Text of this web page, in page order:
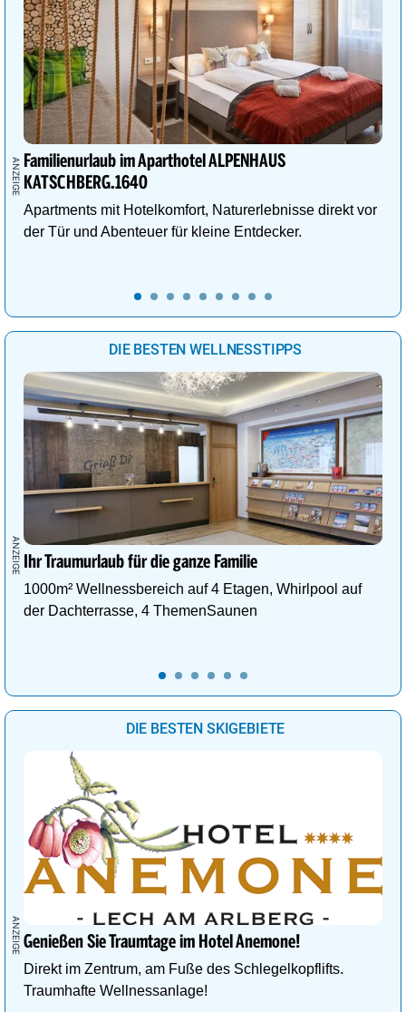
Familienurlaub im Aparthotel ALPENHAUS
KATSCHBERG.1640
Apartments mit Hotelkomfort, Naturerlebnisse direkt vor
der Tür und Abenteuer für kleine Entdecker.
DIE BESTEN WELLNESSTIPPS
Ihr Traumurlaub für die ganze Familie
1000m² Wellnessbereich auf 4 Etagen, Whirlpool auf
der Dachterrasse, 4 ThemenSaunen
DIE BESTEN SKIGEBIETE
Genießen Sie Traumtage im Hotel Anemone!
Direkt im Zentrum, am Fuße des Schlegelkopflifts.
Traumhafte Wellnessanlage!